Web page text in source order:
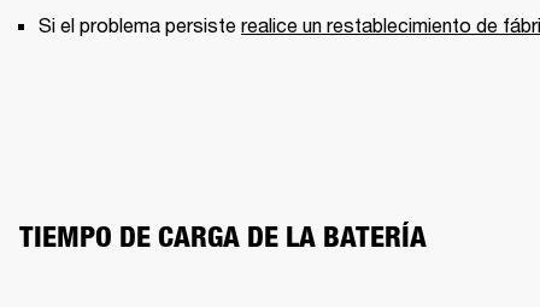
Si el problema persiste realice un restablecimiento de
TIEMPO DE CARGA DE LA BATERÍA